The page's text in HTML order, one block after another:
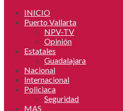
INICIO
Puerto Vallarta
NPV-TV
Opinión
Estatales
Guadalajara
Nacional
Internacional
Policiaca
Seguridad
MAS